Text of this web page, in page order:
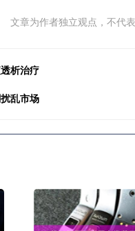
文章为作者独立观点，不代
析治疗
乱市场